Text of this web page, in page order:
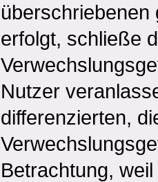
überschriebenen
erfolgt, schließe
Nutzer
differenzierten,
Betrachtung,